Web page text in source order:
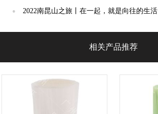
精彩时刻
● 2022南昆山之旅丨在一起，就是向往的生活
相关产品推荐